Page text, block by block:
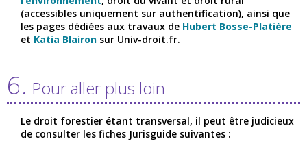
(accessibles uniquement sur authentification), ainsi que
les pages dédiées aux travaux de Hubert Bosse-Platière
et Katia Blairon sur Univ-droit.fr.
6. Pour aller plus loin
Le droit forestier étant transversal, il peut être judicieux
de consulter les fiches Jurisguide suivantes :